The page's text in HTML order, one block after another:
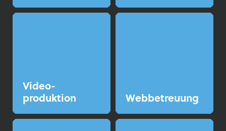
Video­
produktion
Web­betreuung